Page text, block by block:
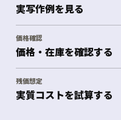
実写作例を見る
価格確認
価格・在庫を確認する
残価想定
実質コストを試算する